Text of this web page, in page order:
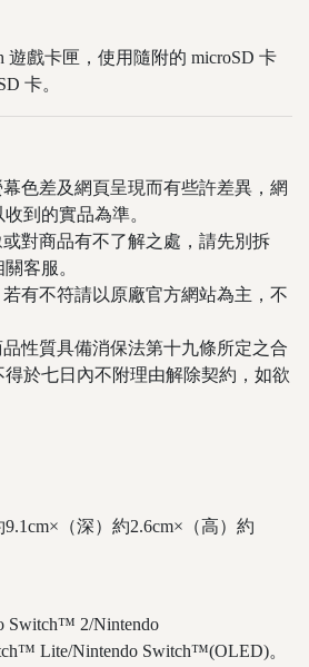
遊戲卡匣，使用隨附的 microSD 卡
卡。
色差及網頁呈現而有些許差異，網
到的實品為準。
對商品有不了解之處，請先別拆
客服。
有不符請以原廠官方網站為主，不
性質具備消保法第十九條所定之合
於七日內不附理由解除契約，如欲
（深）約2.6cm×（高）約
Switch™ 2/Nintendo
Lite/Nintendo Switch™(OLED)。